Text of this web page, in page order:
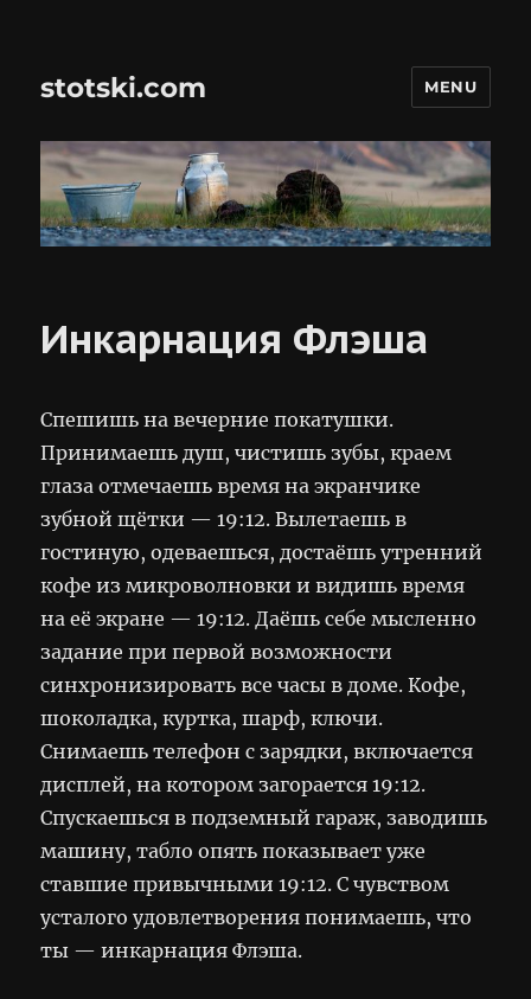
stotski.com MENU
Инкарнация Флэша
Спешишь на вечерние покатушки.
Принимаешь душ, чистишь зубы, краем
глаза отмечаешь время на экранчике
зубной щётки — 19:12. Вылетаешь в
гостиную, одеваешься, достаёшь утренний
кофе из микроволновки и видишь время
на её экране — 19:12. Даёшь себе мысленно
задание при первой возможности
синхронизировать все часы в доме. Кофе,
шоколадка, куртка, шарф, ключи.
Снимаешь телефон с зарядки, включается
дисплей, на котором загорается 19:12.
Спускаешься в подземный гараж, заводишь
машину, табло опять показывает уже
ставшие привычными 19:12. С чувством
усталого удовлетворения понимаешь, что
ты — инкарнация Флэша.